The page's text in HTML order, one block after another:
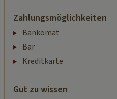
Zahlungsmöglichkeiten
Bankomat
Bar
Kreditkarte
Gut zu wissen